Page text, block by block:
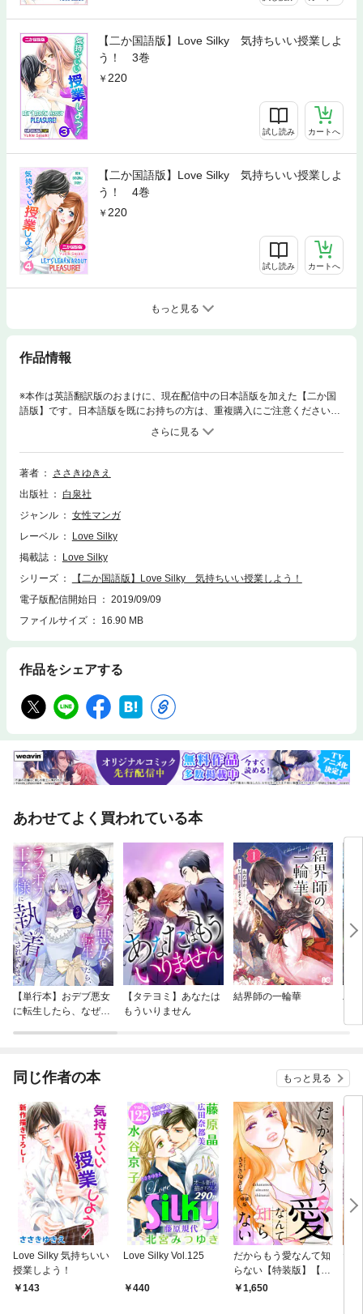
【二か国語版】Love Silky 気持ちいい授業しよ
う！ 3巻
220
試し読み カートへ
【二か国語版】Love Silky 気持ちいい授業しよ
う！ 4巻
220
試し読み カートへ
もっと見る
作品情報
※本作は英語翻訳版のおまけに、現在配信中の日本語版を加えた【二か国
語版】です。日本語版を既にお持ちの方は、重複購入にご注意ください。
It's almost Hina's birthday. She's so happy with her beloved Mr.Aoki that
she's asked him to buy them matching rings! But he refuses! Hina doubts
he understands how she really feels. So, she decides to test his love for h
er... もうすぐ私の誕生日。ずっと大好きだった先生とラブラブになれた
～、と思っていたら！ 先生がまさかの拒否…。もういい！先生は私の気
持ちが全然わかってない！と部屋を飛び出したら、先生からまさかの…？
Vol.37に収録されています。重複購入にご注意ください。)
著者
ささきゆきえ
出版社
白泉社
ジャンル
女性マンガ
レーベル
Love Silky
掲載誌
Love Silky
シリーズ
【二か国語版】Love Silky 気持ちいい授業しよう！
電子版配信開始日
2019/09/09
ファイルサイズ
16.90 MB
作品をシェアする
あわせてよく買われている本
【単行本】おデブ悪女
に転生したら、なぜか
【タテヨミ】あなたは
もういりません
結界師の一輪華
バ
今
同じ作者の本 もっと見る
Love Silky 気持ちいい
授業しよう！
143
Love Silky Vol.125
440
だからもう愛なんて知
らない【特装版】【特
典ペーパー付】（１）
1,650
だ